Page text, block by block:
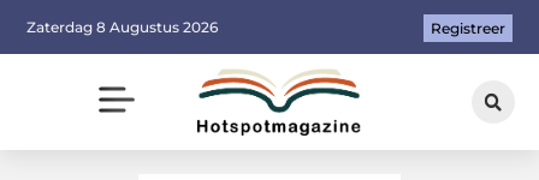
Zaterdag 8 Augustus 2026 Registreer